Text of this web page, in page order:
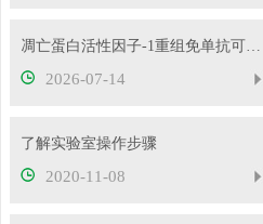
凋亡蛋白活性因子-1重组免单抗可用于免疫荧光等实验
2026-07-14
了解实验室操作步骤
2020-11-08